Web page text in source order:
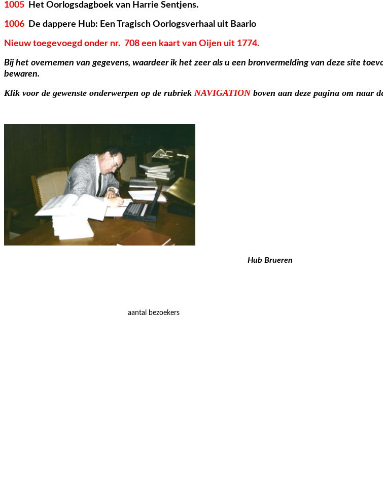
1005 Het Oorlogsdagboek van Harrie Sentjens.
1006 De dappere Hub: Een Tragisch Oorlogsverhaal uit Baarlo
Nieuw toegevoegd onder nr. 708 een kaart van Oijen uit 1774.
Bij het overnemen van gegevens, waardeer ik het zeer als u een bronvermelding van deze site
bewaren.
Klik voor de gewenste onderwerpen op de rubriek NAVIGATIONboven aan deze pagina om naar
Hub Brueren
aantal bezoekers